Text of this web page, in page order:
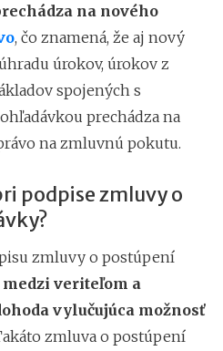
na nového
, čo znamená, že aj nový
úrokov, úrokov z
spojených s
prechádza na
na zmluvnú pokutu.
podpise zmluvy o
zmluvy o postúpení
medzi veriteľom a
vylučujúca možnosť
zmluva o postúpení